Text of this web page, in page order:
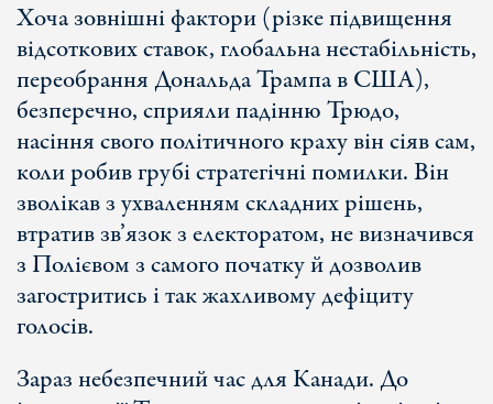
Хоча зовнішні фактори (різке підвищення
відсоткових ставок, глобальна нестабільність,
переобрання Дональда Трампа в США),
безперечно, сприяли падінню Трюдо,
насіння свого політичного краху він сіяв сам,
коли робив грубі стратегічні помилки. Він
зволікав з ухваленням складних рішень,
втратив зв’язок з електоратом, не визначився
з Полієвом з самого початку й дозволив
загостритись і так жахливому дефіциту
голосів.
Зараз небезпечний час для Канади. До